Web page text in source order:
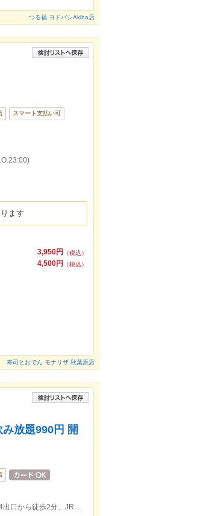
つる福 ヨドバシAkiba店
スマート支払い可
ます
3,950円
（税込）
4,500円
（税込）
寿司とおでん モナリザ 秋葉原店
放題990円 開
都営新宿線、都営三田線、東京メトロ半蔵門線神保町駅A4出口から徒歩2分、JR水道橋駅東口から徒歩6分、神保町駅から310m